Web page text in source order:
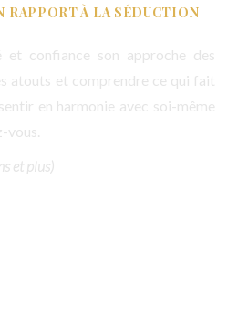
RAPPORT À LA SÉDUCTION
et confiance son approche des
atouts et comprendre ce qui fait
en harmonie avec soi-même
vous.
et plus)